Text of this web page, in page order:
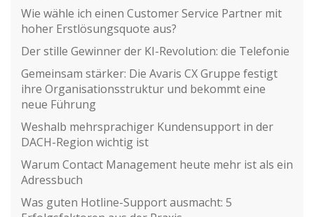
Wie wähle ich einen Customer Service Partner mit
hoher Erstlösungsquote aus?
Der stille Gewinner der KI-Revolution: die Telefonie
Gemeinsam stärker: Die Avaris CX Gruppe festigt
ihre Organisationsstruktur und bekommt eine
neue Führung
Weshalb mehrsprachiger Kundensupport in der
DACH-Region wichtig ist
Warum Contact Management heute mehr ist als ein
Adressbuch
Was guten Hotline-Support ausmacht: 5